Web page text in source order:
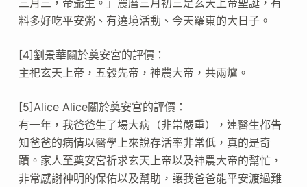
三月三，帝爺生。」農曆三月初三是玄天上帝聖誕，有
料多好吃平安粥、有遶境活動、今天羅東的大日子。
[4]劉景華關於奠安宮的評價：
主祀玄天上帝，五穀先帝，神農大帝，共兩爐。
[5]Alice Alice關於奠安宮的評價：
有一年，我爸爸生了場大病（非常嚴重），連醫生都告
知爸爸的病情以醫學上來說存活率非常低，真的是奇
蹟。家人至奠安宮祈求玄天上帝以及神農大帝的幫忙，
非常感謝神明的保佑以及幫助，讓我爸爸能平安渡過難